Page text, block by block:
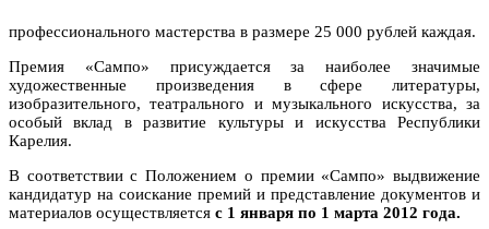
профессионального мастерства в размере 25 000 рублей каждая.
Премия «Сампо» присуждается за наиболее значимые
художественные произведения в сфере литературы,
изобразительного, театрального и музыкального искусства, за
особый вклад в развитие культуры и искусства Республики
Карелия.
В соответствии с Положением о премии «Сампо» выдвижение
кандидатур на соискание премий и представление документов и
материалов осуществляется с 1 января по 1 марта 2012 года.